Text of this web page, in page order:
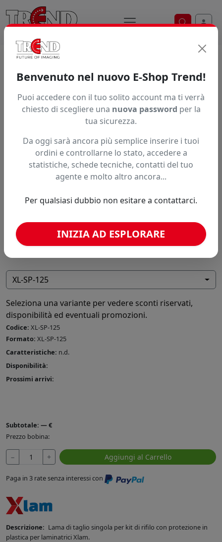
Ricerca
LAMA ORIGINALE XLAM
XL-SP-125
Seleziona una variante per vedere sconti riservati,
disponibilità ed eventuali promozioni.
Codice: XL-SP-125
Formato: XL-SP-125
Caratteristiche: n.d.
Disponibilità:
Prossimi arrivi:
Subtotale: —€
Prezzo bobina:
− + Aggiungi al Carrello
Paga in 3 rate senza interessi con
Descrizione: Lama di taglio singola per kit di rifilo con protezione in
plastica per laminatrici Xlam.
Benvenuto nel nuovo E-Shop Trend!
Puoi accedere con il tuo solito account ma ti verrà
chiesto di scegliere una nuova password per la
tua sicurezza.
Da oggi sarà ancora più semplice inserire i tuoi
ordini e controllarne lo stato, accedere a
statistiche, schede tecniche, contatti del tuo
agente e molto altro ancora...
Per qualsiasi dubbio non esitare a contattarci.
INIZIA AD ESPLORARE